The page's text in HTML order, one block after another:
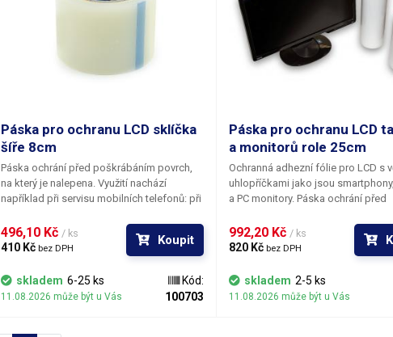
Páska pro ochranu LCD sklíčka
šíře 8cm
Páska ochrání před poškrábáním povrch,
na který je nalepena. Využití nachází
například při servisu mobilních telefonů: při
nepoškozený povrch před vydáním
telefonu zákazníkovi nebo při přijetí
drahých telefonů na servisní zásah. Pohyb
telefonů v servise zkrátka nese riziko
poškrábání povrchu skla nad LCD.
496,10 Kč / ks
410 Kč bez DPH
Koupit
skladem 6-25 ks
11.08.2026 může být u Vás
Kód:
100703
Páska pro ochranu LCD
a monitorů role 25cm
Ochranná adhezní fólie pro LCD s
uhlopříčkami jako jsou
a PC monitory. Páska ochrání před
přichycena. Nejedná se o
- fólie drží pouze adhezí.
zcela nenásilné a poškození LCD
sloupnutí pásky je zcela vyloučené
jako obavy z ulpění lepidla na
chráněného předmětu.
992,20 Kč / ks
820 Kč bez DPH
skladem 2-5 ks
11.08.2026 může být u Vás